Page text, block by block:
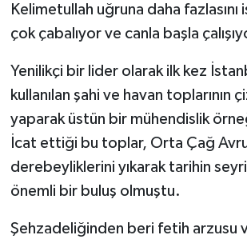
Kelimetullah uğruna daha fazlasını
çok çabalıyor ve canla başla
Yenilikçi bir lider olarak ilk kez
kullanılan şahi ve havan toplarının
yaparak üstün bir mühendislik
İcat ettiği bu toplar, Orta Çağ
derebeyliklerini yıkarak tarihin
önemli bir buluş olmuştu.
Şehzadeliğinden beri fetih arzusu